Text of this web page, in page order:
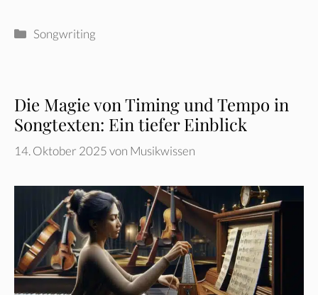
Kategorien
Songwriting
Die Magie von Timing und Tempo in
Songtexten: Ein tiefer Einblick
14. Oktober 2025von Musikwissen